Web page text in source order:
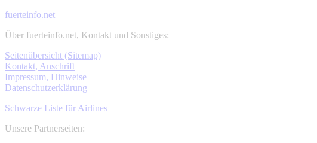
fuerteinfo.net
Über fuerteinfo.net, Kontakt und Sonstiges:
Seitenübersicht (Sitemap)
Kontakt, Anschrift
Impressum, Hinweise
Datenschutzerklärung
Schwarze Liste für Airlines
Unsere Partnerseiten: